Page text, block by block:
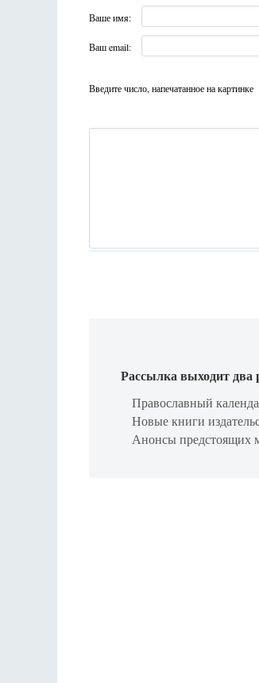
Ваше имя:
Ваш email:
Введите число, напечатанное на картинке
Рассылка выходит два
Православный
Новые книги
Анонсы предстоящих